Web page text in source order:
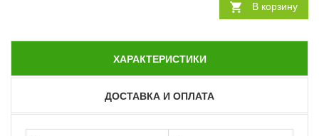
В корзину
ХАРАКТЕРИСТИКИ
ДОСТАВКА И ОПЛАТА